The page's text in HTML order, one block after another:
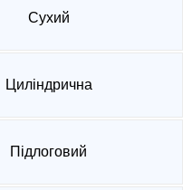
Сухий
Циліндрична
Підлоговий